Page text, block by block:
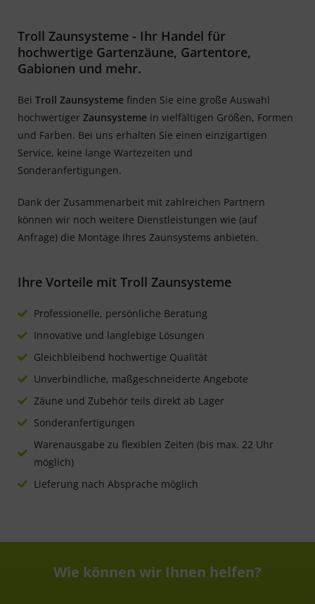
Troll Zaunsysteme - Ihr Handel für
hochwertige Gartenzäune, Gartentore,
Gabionen und mehr.
Bei Troll Zaunsysteme finden Sie eine große Auswahl
hochwertiger Zaunsysteme in vielfältigen Größen, Formen
und Farben. Bei uns erhalten Sie einen einzigartigen
Service, keine lange Wartezeiten und
Sonderanfertigungen.
Dank der Zusammenarbeit mit zahlreichen Partnern
können wir noch weitere Dienstleistungen wie (auf
Anfrage) die Montage Ihres Zaunsystems anbieten.
Ihre Vorteile mit Troll Zaunsysteme
Professionelle, persönliche Beratung
Innovative und langlebige Lösungen
Gleichbleibend hochwertige Qualität
Unverbindliche, maßgeschneiderte Angebote
Zäune und Zubehör teils direkt ab Lager
Sonderanfertigungen
Warenausgabe zu flexiblen Zeiten (bis max. 22 Uhr
möglich)
Lieferung nach Absprache möglich
Wie können wir Ihnen helfen?